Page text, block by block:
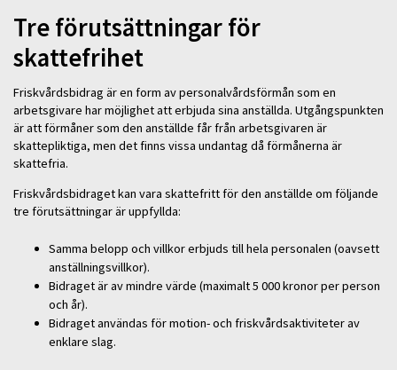
Tre förutsättningar för
skattefrihet
Friskvårdsbidrag är en form av personalvårdsförmån som en
arbetsgivare har möjlighet att erbjuda sina anställda. Utgångspunkten
är att förmåner som den anställde får från arbetsgivaren är
skattepliktiga, men det finns vissa undantag då förmånerna är
skattefria.
Friskvårdsbidraget kan vara skattefritt för den anställde om följande
tre förutsättningar är uppfyllda:
Samma belopp och villkor erbjuds till hela personalen (oavsett
anställningsvillkor).
Bidraget är av mindre värde (maximalt 5 000 kronor per person
och år).
Bidraget användas för motion- och friskvårdsaktiviteter av
enklare slag.